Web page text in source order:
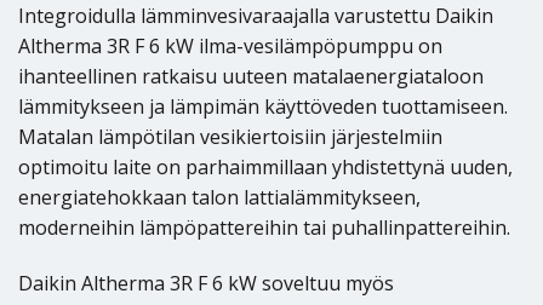
Integroidulla lämminvesivaraajalla varustettu Daikin
Altherma 3R F 6 kW ilma-vesilämpöpumppu on
ihanteellinen ratkaisu uuteen matalaenergiataloon
lämmitykseen ja lämpimän käyttöveden tuottamiseen.
Matalan lämpötilan vesikiertoisiin järjestelmiin
optimoitu laite on parhaimmillaan yhdistettynä uuden,
energiatehokkaan talon lattialämmitykseen,
moderneihin lämpöpattereihin tai puhallinpattereihin.
Daikin Altherma 3R F 6 kW soveltuu myös